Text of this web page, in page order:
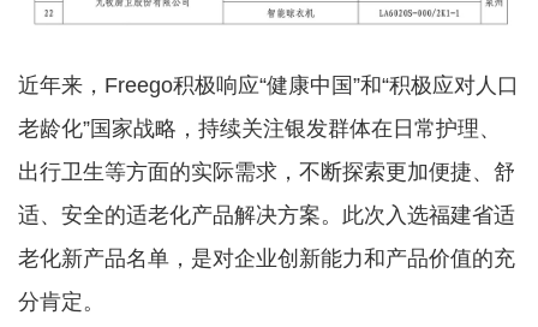
近年来，Freego积极响应“健康中国”和“积极应对人口
老龄化”国家战略，持续关注银发群体在日常护理、
出行卫生等方面的实际需求，不断探索更加便捷、舒
适、安全的适老化产品解决方案。此次入选福建省适
老化新产品名单，是对企业创新能力和产品价值的充
分肯定。